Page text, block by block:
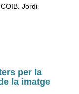
Jordi
per la
la imatge